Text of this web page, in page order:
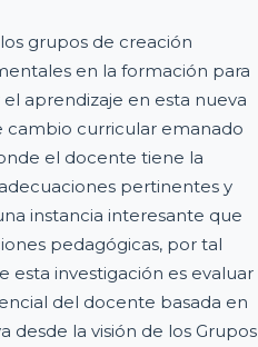
grupos de creación
en la formación para
aprendizaje en esta nueva
cambio curricular emanado
el docente tiene la
pertinentes y
instancia interesante que
pedagógicas, por tal
esta investigación es evaluar
del docente basada en
desde la visión de los Grupos